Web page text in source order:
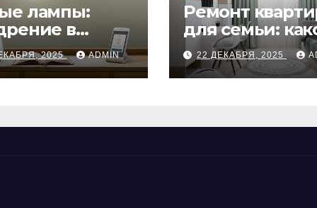
лампы:
в
ремонта
2025 ADMIN
Ремонт
для семьи:
будет удобен
22 ДЕКАБРЯ, 2025